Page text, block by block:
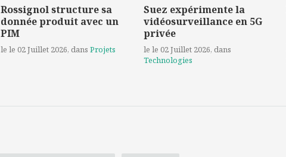
Rossignol structure sa
donnée produit avec un
PIM
le le 02 Juillet 2026, dans Projets
Suez expérimente la
vidéosurveillance en 5G
privée
le le 02 Juillet 2026, dans
Technologies